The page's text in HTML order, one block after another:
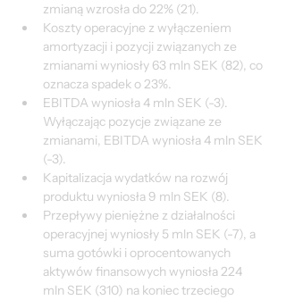
zmianą wzrosła do 22% (21).
Koszty operacyjne z wyłączeniem
amortyzacji i pozycji związanych ze
zmianami wyniosły 63 mln SEK (82), co
oznacza spadek o 23%.
EBITDA wyniosła 4 mln SEK (-3).
Wyłączając pozycje związane ze
zmianami, EBITDA wyniosła 4 mln SEK
(-3).
Kapitalizacja wydatków na rozwój
produktu wyniosła 9 mln SEK (8).
Przepływy pieniężne z działalności
operacyjnej wyniosły 5 mln SEK (-7), a
suma gotówki i oprocentowanych
aktywów finansowych wyniosła 224
mln SEK (310) na koniec trzeciego